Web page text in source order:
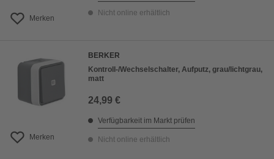
Merken
Nicht online erhältlich
Merken
BERKER
Kontroll-/Wechselschalter, Aufputz, grau/lichtgrau,
matt
24,99 €
Verfügbarkeit im Markt prüfen
Nicht online erhältlich